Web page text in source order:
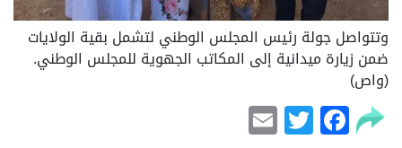
وتتواصل جولة رئيس المجلس الوطني لتشمل بقية الولايات
ضمن زيارة ميدانية إلى المكاتب الجهوية للمجلس الوطني.
(واص)
Facebook
Twitter